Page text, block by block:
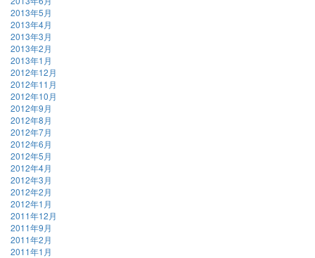
2013年5月
2013年4月
2013年3月
2013年2月
2013年1月
2012年12月
2012年11月
2012年10月
2012年9月
2012年8月
2012年7月
2012年6月
2012年5月
2012年4月
2012年3月
2012年2月
2012年1月
2011年12月
2011年9月
2011年2月
2011年1月